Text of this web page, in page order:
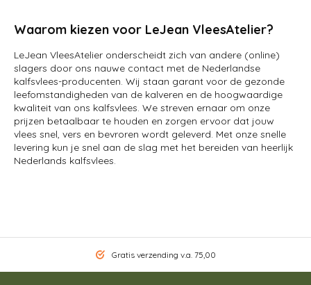
Waarom kiezen voor LeJean VleesAtelier?
LeJean VleesAtelier onderscheidt zich van andere (online)
slagers door ons nauwe contact met de Nederlandse
kalfsvlees-producenten. Wij staan garant voor de gezonde
leefomstandigheden van de kalveren en de hoogwaardige
kwaliteit van ons kalfsvlees. We streven ernaar om onze
prijzen betaalbaar te houden en zorgen ervoor dat jouw
vlees snel, vers en bevroren wordt geleverd. Met onze snelle
levering kun je snel aan de slag met het bereiden van heerlijk
Nederlands kalfsvlees.
Gratis verzending v.a. 75,00